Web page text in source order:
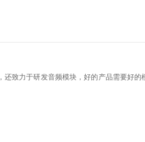
致力于研发音频模块，好的产品需要好的